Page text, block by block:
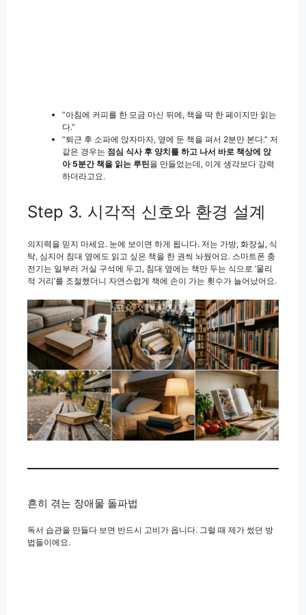
“아침에 커피를 한 모금 마신 뒤에, 책을 딱 한 페이지만 읽는
다.”
“퇴근 후 소파에 앉자마자, 옆에 둔 책을 펴서 2분만 본다.” 저
같은 경우는 점심 식사 후 양치를 하고 나서 바로 책상에 앉
아 5분간 책을 읽는 루틴을 만들었는데, 이게 생각보다 강력
하더라고요.
Step 3. 시각적 신호와 환경 설계
의지력을 믿지 마세요. 눈에 보이면 하게 됩니다. 저는 가방, 화장실, 식
탁, 심지어 침대 옆에도 읽고 싶은 책을 한 권씩 놔뒀어요. 스마트폰 충
전기는 일부러 거실 구석에 두고, 침대 옆에는 책만 두는 식으로 ‘물리
적 거리’를 조절했더니 자연스럽게 책에 손이 가는 횟수가 늘어났어요.
흔히 겪는 장애물 돌파법
독서 습관을 만들다 보면 반드시 고비가 옵니다. 그럴 때 제가 썼던 방
법들이에요.